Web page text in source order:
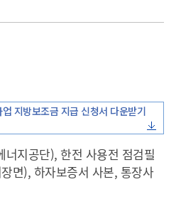
지방보조금 지급 신청서 다운받기
너지공단), 한전 사용전 점검필
면), 하자보증서 사본, 통장사